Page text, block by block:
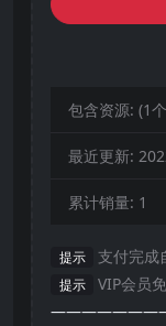
包含资源: (1
最近更新:
累计销量: 1
提示 支付完成
提示
VIP会员